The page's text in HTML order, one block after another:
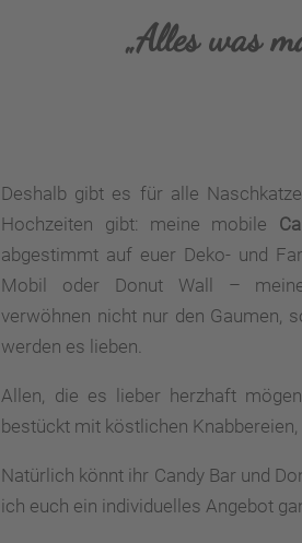
„Alles was
Deshalb gibt es für alle
Hochzeiten gibt: meine mobile
abgestimmt auf euer Deko- und
Mobil oder Donut Wall – meine
verwöhnen nicht nur den Gaumen,
werden es lieben.
Allen, die es lieber herzhaft
bestückt mit köstlichen
Natürlich könnt ihr Candy Bar und
ich euch ein individuelles Angebot